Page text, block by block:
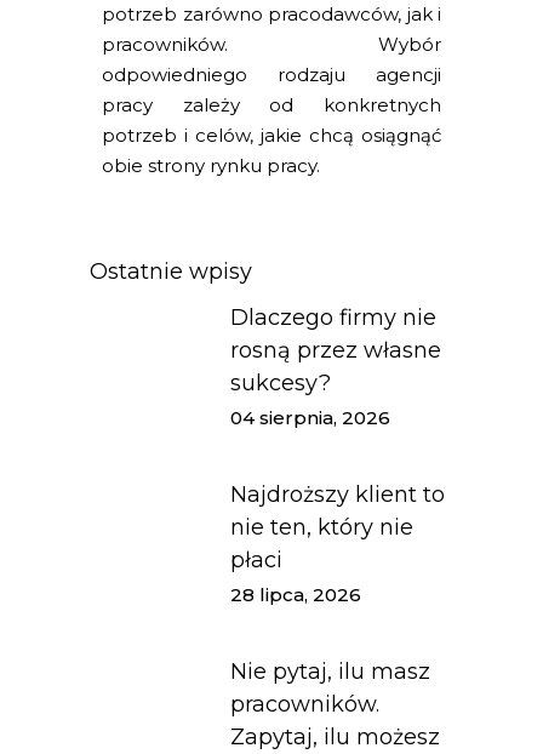
potrzeb zarówno pracodawców, jak i
pracowników. Wybór
odpowiedniego rodzaju agencji
pracy zależy od konkretnych
potrzeb i celów, jakie chcą osiągnąć
obie strony rynku pracy.
Ostatnie wpisy
Dlaczego firmy nie
rosną przez własne
sukcesy?
04 sierpnia, 2026
Najdroższy klient to
nie ten, który nie
płaci
28 lipca, 2026
Nie pytaj, ilu masz
pracowników.
Zapytaj, ilu możesz